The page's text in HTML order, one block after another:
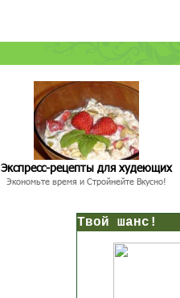
Экспресс-рецепты для худеющих
Экономьте время и Стройнейте Вкусно!